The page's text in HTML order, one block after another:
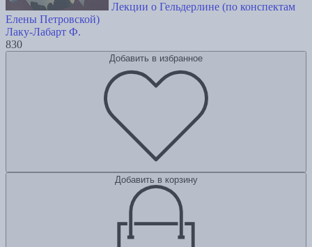
Лекции о Гельдерлине (по конспектам
Елены Петровской)
Лаку-Лабарт Ф.
830
Добавить в избранное
Добавить в корзину